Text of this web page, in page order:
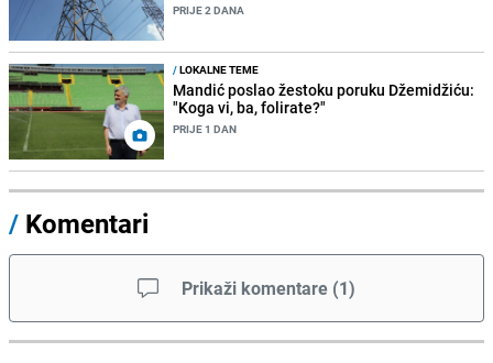
PRIJE 2 DANA
/LOKALNE TEME
Mandić poslao žestoku poruku Džemidžiću:
"Koga vi, ba, folirate?"
PRIJE 1 DAN
/ Komentari
Prikaži komentare (1)